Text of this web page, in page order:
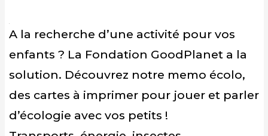
A la recherche d’une activité pour vos
enfants ? La Fondation GoodPlanet a la
solution. Découvrez notre memo écolo,
des cartes à imprimer pour jouer et parler
d’écologie avec vos petits !